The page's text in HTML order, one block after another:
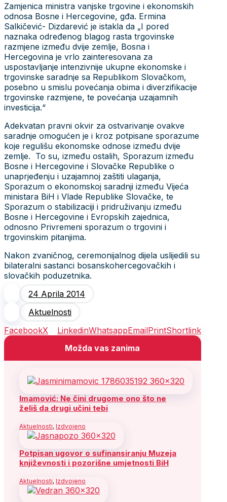
Zamjenica ministra vanjske trgovine i ekonomskih
odnosa Bosne i Hercegovine, gđa. Ermina
Salkičević- Dizdarević je istakla da „I pored
naznaka određenog blagog rasta trgovinske
razmjene između dvije zemlje, Bosna i
Hercegovina je vrlo zainteresovana za
uspostavljanje intenzivnije ukupne ekonomske i
trgovinske saradnje sa Republikom Slovačkom,
posebno u smislu povećanja obima i diverzifikacije
trgovinske razmjene, te povećanja uzajamnih
investicija.“
Adekvatan pravni okvir za ostvarivanje ovakve
saradnje omogućen je i kroz potpisane sporazume
koje regulišu ekonomske odnose između dvije
zemlje. To su, između ostalih, Sporazum između
Bosne i Hercegovine i Slovačke Republike o
unaprjeđenju i uzajamnoj zaštiti ulaganja,
Sporazum o ekonomskoj saradnji između Vijeća
ministara BiH i Vlade Republike Slovačke, te
Sporazum o stabilizaciji i pridruživanju između
Bosne i Hercegovine i Evropskih zajednica,
odnosno Privremeni sporazum o trgovini i
trgovinskim pitanjima.
Nakon zvaničnog, ceremonijalnog dijela uslijedili su
bilateralni sastanci bosanskohercegovačkih i
slovačkih poduzetnika.
24 Aprila 2014
Aktuelnosti
FacebookX LinkedinWhatsappEmailPrintShortlink
Možda vas zanima
Imamović: Ne čini drugome ono što ne
želiš da drugi učini tebi
Aktuelnosti, Izdvojeno
Potpisan ugovor o sufinansiranju Muzeja
književnosti i pozorišne umjetnosti BiH
Aktuelnosti, Izdvojeno